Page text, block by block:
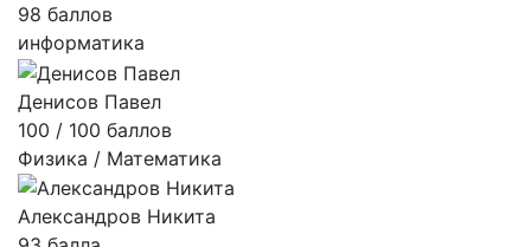
98 баллов
информатика
Денисов Павел
100 / 100 баллов
Физика / Математика
Александров Никита